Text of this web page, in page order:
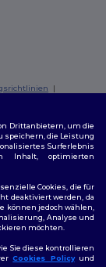
|
|Dortmund|
Drittanbietern, um die
speichern, die Leistung
Surferlebnis
Inhalt, optimierten
Cookies, die für
deaktiviert werden, da
können jedoch wählen,
Analyse und
möchten.
Sie diese kontrollieren
Cookies Policyund